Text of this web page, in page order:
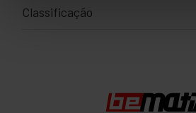
Classificação